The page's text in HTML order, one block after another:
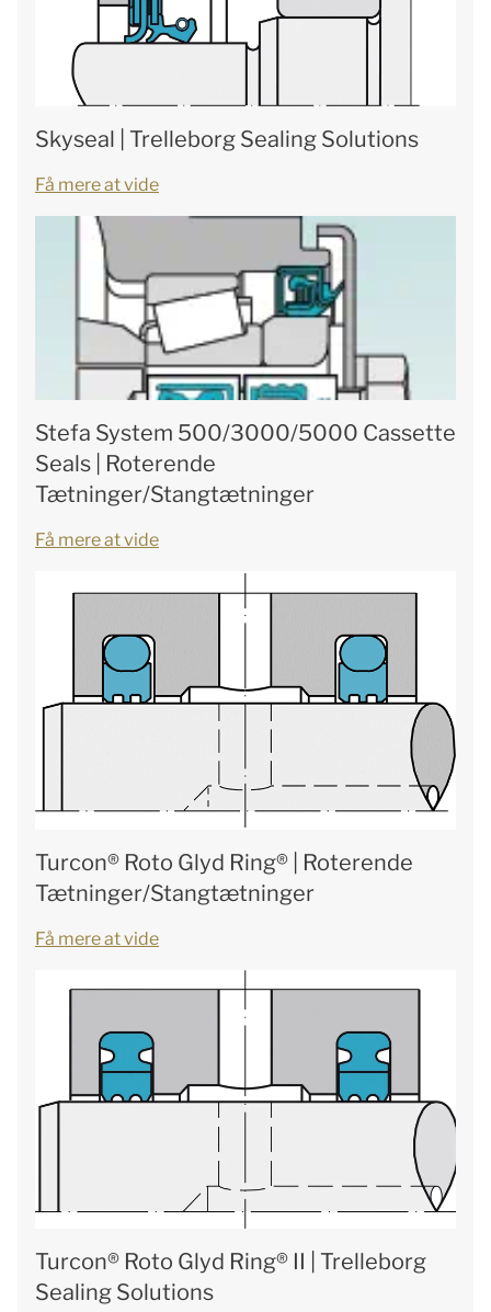
Skyseal | Trelleborg Sealing Solutions
Få mere at vide
Stefa System 500/3000/5000 Cassette
Seals | Roterende
Tætninger/Stangtætninger
Få mere at vide
Turcon® Roto Glyd Ring® | Roterende
Tætninger/Stangtætninger
Få mere at vide
Turcon® Roto Glyd Ring® II | Trelleborg
Sealing Solutions